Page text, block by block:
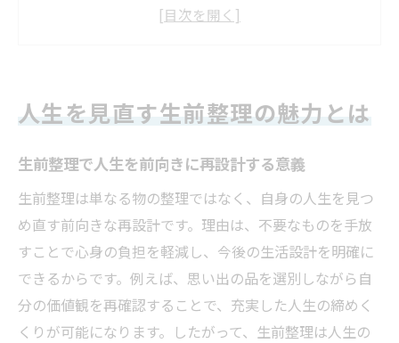
身辺整理がもたらす心の軽やかさを実感し
よう
生前整理が家族の負担を減らす具体的な工
生前整理のやることリストを活用した安心
計画
生前整理で相続トラブルを未然に防ぐ秘訣
人生を見直す生前整理の魅力とは
生前整理で人生を前向きに再設計する意義
生前整理は単なる物の整理ではなく、自身の人生を見つ
め直す前向きな再設計です。理由は、不要なものを手放
すことで心身の負担を軽減し、今後の生活設計を明確に
できるからです。例えば、思い出の品を選別しながら自
分の価値観を再確認することで、充実した人生の締めく
くりが可能になります。したがって、生前整理は人生の